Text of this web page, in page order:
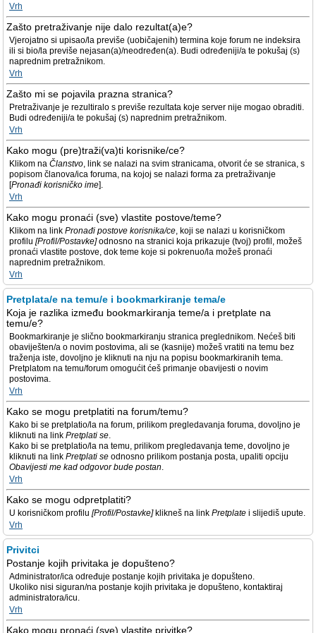
Vrh
Zašto pretraživanje nije dalo rezultat(a)e?
Vjerojatno si upisao/la previše (uobičajenih) termina koje forum ne indeksira
ili si bio/la previše nejasan(a)/neodređen(a). Budi određeniji/a te pokušaj (s)
naprednim pretražnikom.
Vrh
Zašto mi se pojavila prazna stranica?
Pretraživanje je rezultiralo s previše rezultata koje server nije mogao obraditi.
Budi određeniji/a te pokušaj (s) naprednim pretražnikom.
Vrh
Kako mogu (pre)traži(va)ti korisnike/ce?
Klikom na Članstvo, link se nalazi na svim stranicama, otvorit će se stranica, s
popisom članova/ica foruma, na kojoj se nalazi forma za pretraživanje
[Pronađi korisničko ime].
Vrh
Kako mogu pronaći (sve) vlastite postove/teme?
Klikom na link Pronađi postove korisnika/ce, koji se nalazi u korisničkom
profilu [Profil/Postavke]odnosno na stranici koja prikazuje (tvoj) profil, možeš
pronaći vlastite postove, dok teme koje si pokrenuo/la možeš pronaći
naprednim pretražnikom.
Vrh
Pretplata/e na temu/e i bookmarkiranje tema/e
Koja je razlika između bookmarkiranja teme/a i pretplate na
temu/e?
Bookmarkiranje je slično bookmarkiranju stranica preglednikom. Nećeš biti
obaviješten/a o novim postovima, ali se (kasnije) možeš vratiti na temu bez
traženja iste, dovoljno je kliknuti na nju na popisu bookmarkiranih tema.
Pretplatom na temu/forum omogućit ćeš primanje obavijesti o novim
postovima.
Vrh
Kako se mogu pretplatiti na forum/temu?
Kako bi se pretplatio/la na forum, prilikom pregledavanja foruma, dovoljno je
kliknuti na link Pretplati se.
Kako bi se pretplatio/la na temu, prilikom pregledavanja teme, dovoljno je
kliknuti na link Pretplati se odnosno prilikom postanja posta, upaliti opciju
Obavijesti me kad odgovor bude postan.
Vrh
Kako se mogu odpretplatiti?
U korisničkom profilu [Profil/Postavke]klikneš na link Pretplate i slijediš upute.
Vrh
Privitci
Postanje kojih privitaka je dopušteno?
Administrator/ica određuje postanje kojih privitaka je dopušteno.
Ukoliko nisi siguran/na postanje kojih privitaka je dopušteno, kontaktiraj
administratora/icu.
Vrh
Kako mogu pronaći (sve) vlastite privitke?